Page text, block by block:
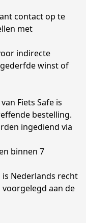
contact op te
met
indirecte
winst of
Fiets Safe is
bestelling.
ingediend via
binnen 7
Nederlands recht
aan de